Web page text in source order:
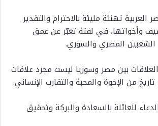
تهنئة مليئة بالاحترام والتقدير
وأخواتها، في لفتة تعبّر عن عمق
الشعبين المصري والسوري.
بين مصر وسوريا ليست مجرد علاقات
من الإخوة والمحبة والتقارب الإنساني.
للعائلة بالسعادة والبركة وتحقيق